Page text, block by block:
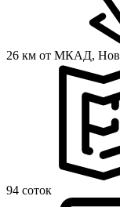
26 км от МКАД,
94 соток